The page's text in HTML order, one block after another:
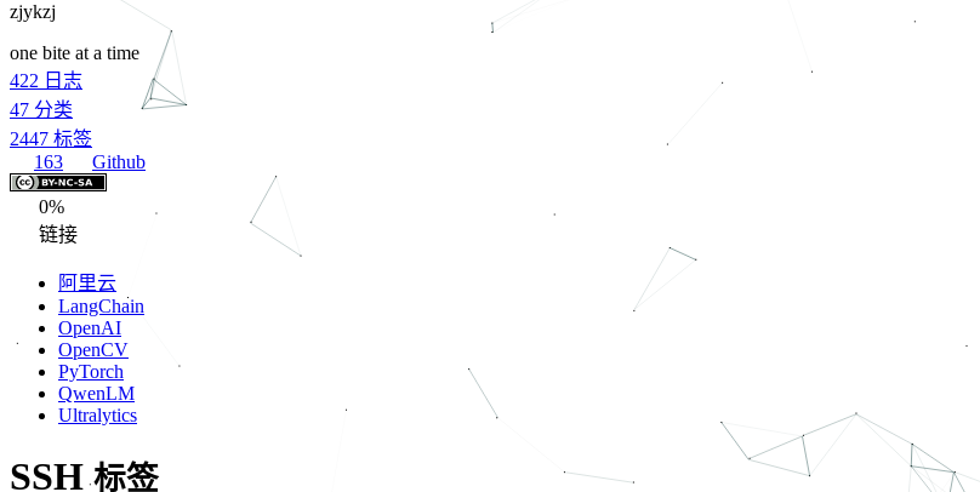
zjykzj
one bite at a time
422 日志
47 分类
2447 标签
163
Github
0%
链接
阿里云
LangChain
OpenAI
OpenCV
PyTorch
QwenLM
Ultralytics
SSH标签